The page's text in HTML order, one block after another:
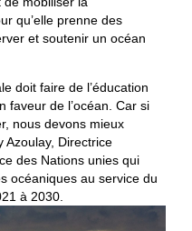
qu’elle prenne des
et soutenir un océan
doit faire de l’éducation
faveur de l’océan. Car si
nous devons mieux
Azoulay, Directrice
des Nations unies qui
océaniques au service du
à 2030.